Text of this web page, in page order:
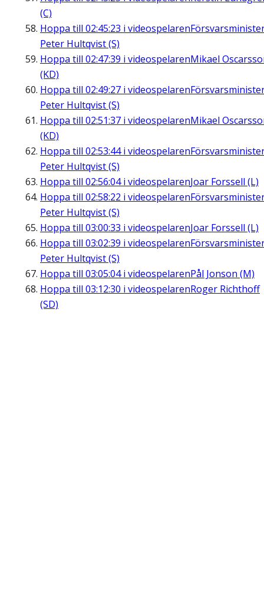
(C)
Hoppa till 02:45:23 i videospelaren
Peter Hultqvist (S)
Hoppa till 02:47:39 i videospelarenMikael
(KD)
Hoppa till 02:49:27 i videospelaren
Peter Hultqvist (S)
Hoppa till 02:51:37 i videospelarenMikael
(KD)
Hoppa till 02:53:44i videospelaren
Peter Hultqvist (S)
Hoppa till 02:56:04i videospelarenJoar Forssell (L)
Hoppa till 02:58:22 i videospelaren
Peter Hultqvist (S)
Hoppa till 03:00:33 i videospelarenJoar Forssell (L)
Hoppa till 03:02:39 i videospelaren
Peter Hultqvist (S)
Hoppa till 03:05:04i videospelarenPål Jonson (M)
Hoppa till 03:12:30 i videospelarenRoger Richthoff
(SD)